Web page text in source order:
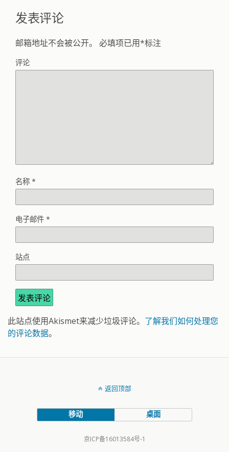
发表评论
邮箱地址不会被公开。 必填项已用*标注
评论
名称 *
电子邮件 *
站点
此站点使用Akismet来减少垃圾评论。 了解我们如何处理您
的评论数据。
返回顶部
移动 桌面
京ICP备16013584号-1